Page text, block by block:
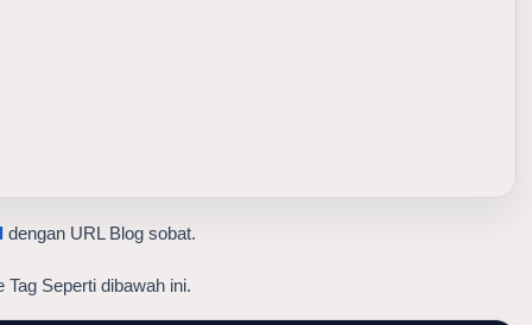
dengan URL Blog sobat.
Seperti dibawah ini.